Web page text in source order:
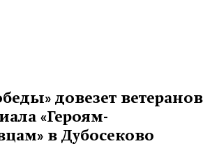
довезет ветеранов
«Героям-
в Дубосеково